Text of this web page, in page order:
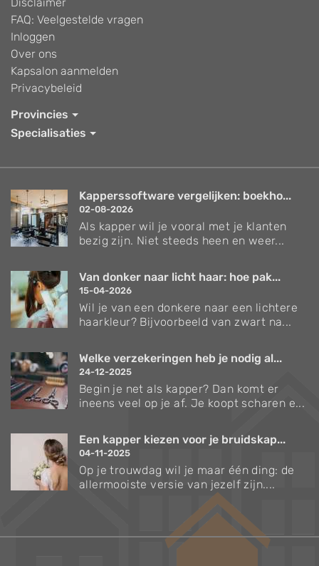
FAQ: Veelgestelde vragen
Inloggen
Over ons
Kapsalon aanmelden
Privacybeleid
Provincies
Specialisaties
Kapperssoftware vergelijken: boekho...
02-08-2026
Als kapper wil je vooral met je klanten
bezig zijn. Niet steeds heen en weer...
Van donker naar licht haar: hoe pak...
15-04-2026
Wil je van een donkere naar een lichtere
haarkleur? Bijvoorbeeld van zwart na...
Welke verzekeringen heb je nodig al...
24-12-2025
Begin je net als kapper? Dan komt er
ineens veel op je af. Je koopt scharen e...
Een kapper kiezen voor je bruidskap...
04-11-2025
Op je trouwdag wil je maar één ding: de
allermooiste versie van jezelf zijn....